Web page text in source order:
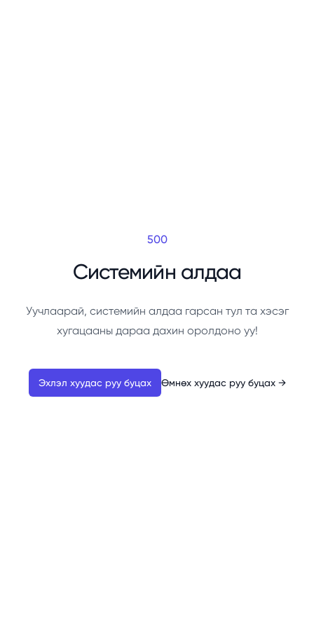
500
Системийн алдаа
Уучлаарай, системийн алдаа гарсан тул та хэсэг
хугацааны дараа дахин оролдоно уу!
Эхлэл хуудас руу буцах Өмнөх хуудас руу буцах →